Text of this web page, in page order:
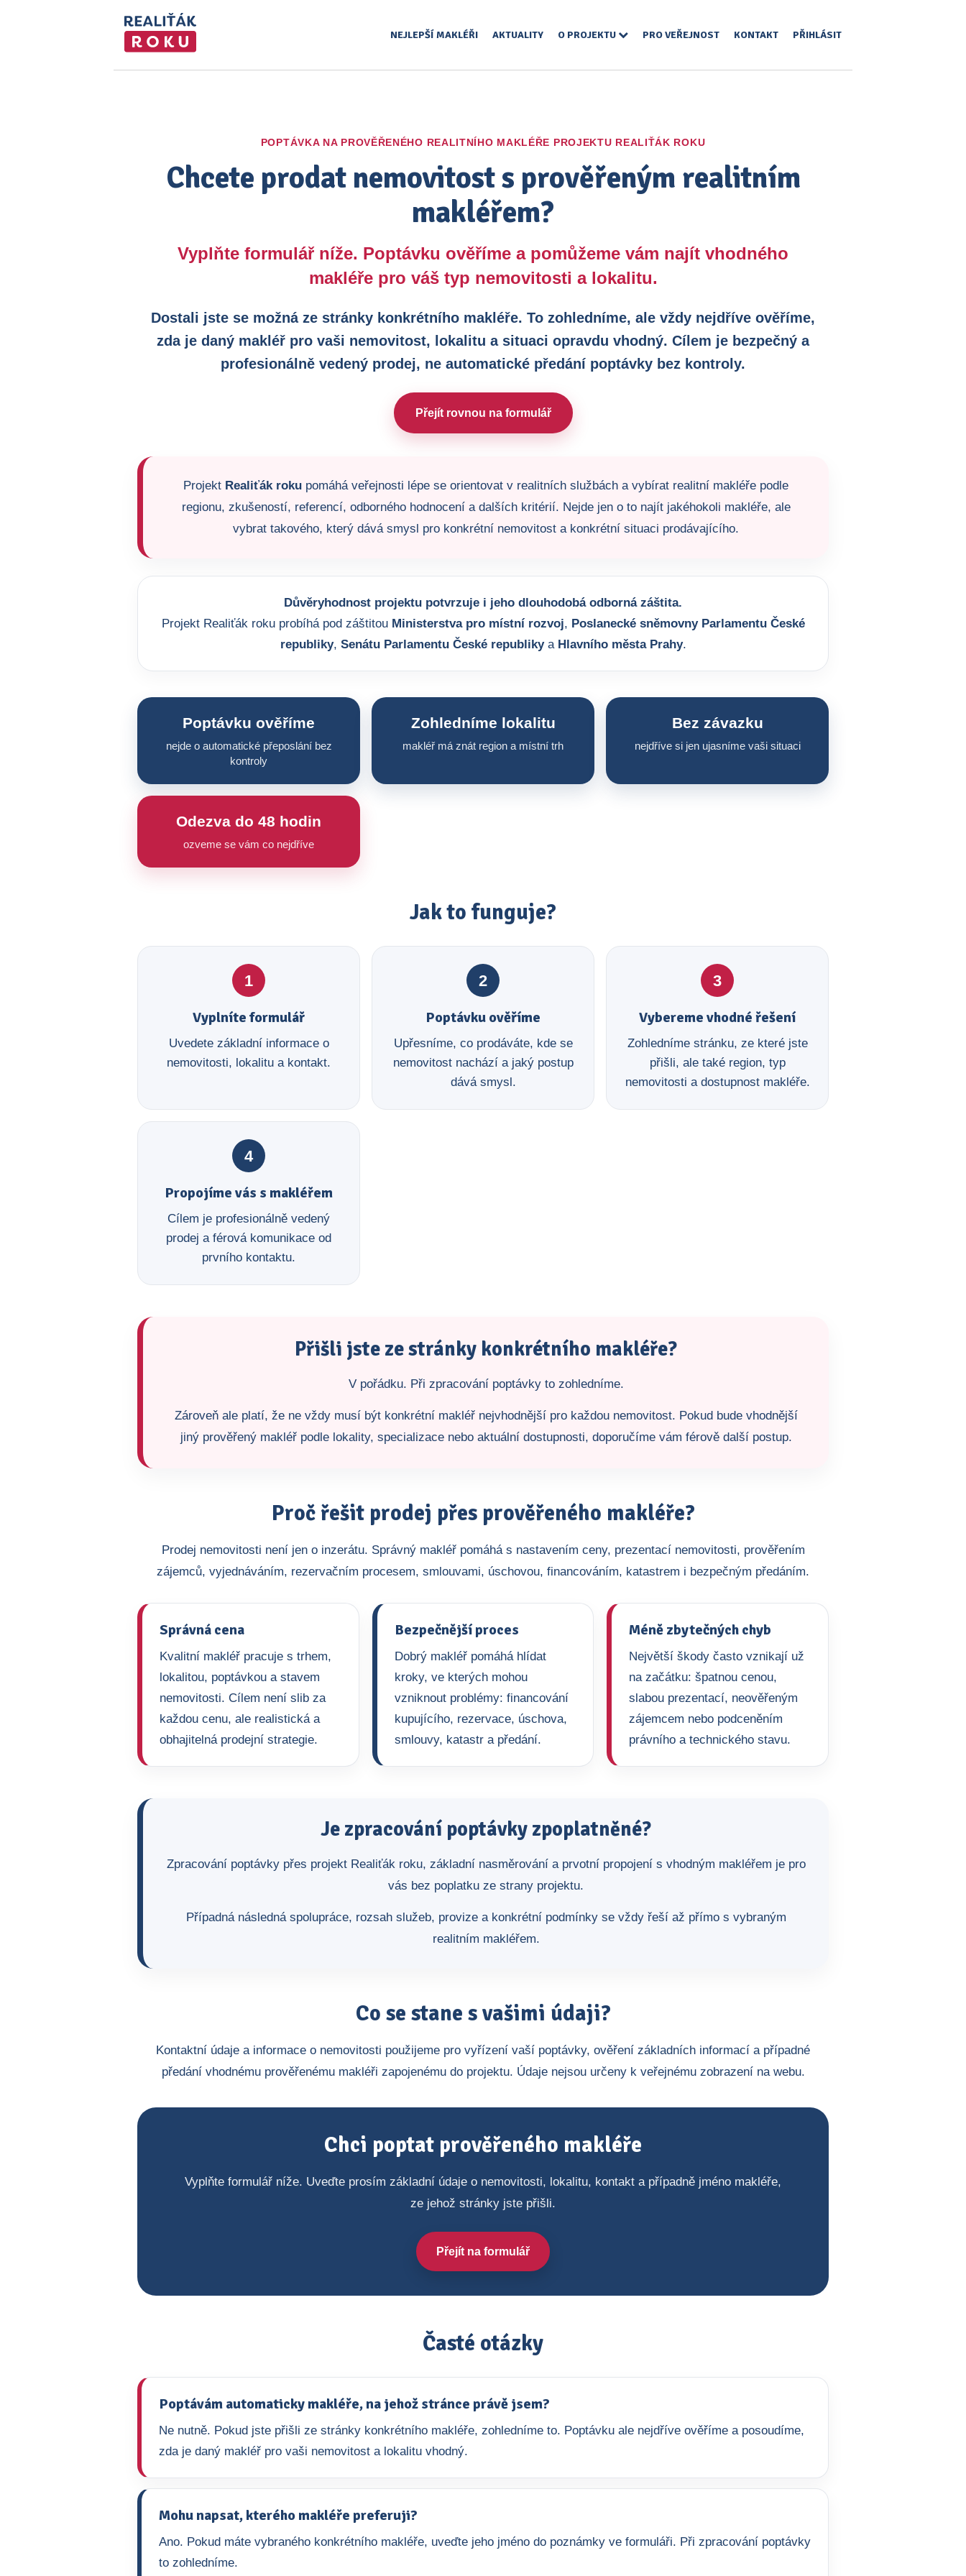
NEJLEPŠÍ MAKLÉŘI AKTUALITY O PROJEKTU PRO VEŘEJNOST KONTAKT PŘIHLÁSIT
POPTÁVKA NA PROVĚŘENÉHO REALITNÍHO MAKLÉŘE PROJEKTU REALIŤÁK ROKU
Chcete prodat nemovitost s prověřeným realitním
makléřem?
Vyplňte formulář níže. Poptávku ověříme a pomůžeme vám najít vhodného
makléře pro váš typ nemovitosti a lokalitu.
Dostali jste se možná ze stránky konkrétního makléře. To zohledníme, ale vždy nejdříve ověříme,
zda je daný makléř pro vaši nemovitost, lokalitu a situaci opravdu vhodný. Cílem je bezpečný a
profesionálně vedený prodej, ne automatické předání poptávky bez kontroly.
Přejít rovnou na formulář
Projekt Realiťák roku pomáhá veřejnosti lépe se orientovat v realitních službách a vybírat realitní makléře podle
regionu, zkušeností, referencí, odborného hodnocení a dalších kritérií. Nejde jen o to najít jakéhokoli makléře, ale
vybrat takového, který dává smysl pro konkrétní nemovitost a konkrétní situaci prodávajícího.
Důvěryhodnost projektu potvrzuje i jeho dlouhodobá odborná záštita.
Projekt Realiťák roku probíhá pod záštitou Ministerstva pro místní rozvoj, Poslanecké sněmovny Parlamentu České
republiky, Senátu Parlamentu České republikya Hlavního města Prahy.
Poptávku ověříme
nejde o automatické přeposlání bez
kontroly
Zohledníme lokalitu
makléř má znát region a místní trh
Bez závazku
nejdříve si jen ujasníme vaši situaci
Odezva do 48 hodin
ozveme se vám co nejdříve
Jak to funguje?
1
Vyplníte formulář
Uvedete základní informace o
nemovitosti, lokalitu a kontakt.
2
Poptávku ověříme
Upřesníme, co prodáváte, kde se
nemovitost nachází a jaký postup
dává smysl.
3
Vybereme vhodné řešení
Zohledníme stránku, ze které jste
přišli, ale také region, typ
nemovitosti a dostupnost makléře.
4
Propojíme vás s makléřem
Cílem je profesionálně vedený
prodej a férová komunikace od
prvního kontaktu.
Přišli jste ze stránky konkrétního makléře?
V pořádku. Při zpracování poptávky to zohledníme.
Zároveň ale platí, že ne vždy musí být konkrétní makléř nejvhodnější pro každou nemovitost. Pokud bude vhodnější
jiný prověřený makléř podle lokality, specializace nebo aktuální dostupnosti, doporučíme vám férově další postup.
Proč řešit prodej přes prověřeného makléře?
Prodej nemovitosti není jen o inzerátu. Správný makléř pomáhá s nastavením ceny, prezentací nemovitosti, prověřením
zájemců, vyjednáváním, rezervačním procesem, smlouvami, úschovou, financováním, katastrem i bezpečným předáním.
Správná cena
Kvalitní makléř pracuje s trhem,
lokalitou, poptávkou a stavem
nemovitosti. Cílem není slib za
každou cenu, ale realistická a
obhajitelná prodejní strategie.
Bezpečnější proces
Dobrý makléř pomáhá hlídat
kroky, ve kterých mohou
vzniknout problémy: financování
kupujícího, rezervace, úschova,
smlouvy, katastr a předání.
Méně zbytečných chyb
Největší škody často vznikají už
na začátku: špatnou cenou,
slabou prezentací, neověřeným
zájemcem nebo podceněním
právního a technického stavu.
Je zpracování poptávky zpoplatněné?
Zpracování poptávky přes projekt Realiťák roku, základní nasměrování a prvotní propojení s vhodným makléřem je pro
vás bez poplatku ze strany projektu.
Případná následná spolupráce, rozsah služeb, provize a konkrétní podmínky se vždy řeší až přímo s vybraným
realitním makléřem.
Co se stane s vašimi údaji?
Kontaktní údaje a informace o nemovitosti použijeme pro vyřízení vaší poptávky, ověření základních informací a případné
předání vhodnému prověřenému makléři zapojenému do projektu. Údaje nejsou určeny k veřejnému zobrazení na webu.
Chci poptat prověřeného makléře
Vyplňte formulář níže. Uveďte prosím základní údaje o nemovitosti, lokalitu, kontakt a případně jméno makléře,
ze jehož stránky jste přišli.
Přejít na formulář
Časté otázky
Poptávám automaticky makléře, na jehož stránce právě jsem?
Ne nutně. Pokud jste přišli ze stránky konkrétního makléře, zohledníme to. Poptávku ale nejdříve ověříme a posoudíme,
zda je daný makléř pro vaši nemovitost a lokalitu vhodný.
Mohu napsat, kterého makléře preferuji?
Ano. Pokud máte vybraného konkrétního makléře, uveďte jeho jméno do poznámky ve formuláři. Při zpracování poptávky
to zohledníme.